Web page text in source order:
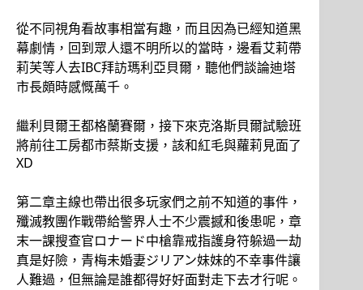
從不同視角看故事相當有趣，而且因為已經知道黑
幕劇情，回到眾人還不明所以的當時，邊看艾莉帶
莉芙等人去IBC拜訪瑪利亞貝爾，聽他們談論迪塔
市長頗時感慨萬千。
繼利貝爾王都格蘭賽爾，接下來克洛斯貝爾試驗班
將前往工房都市蔡斯支援，該和紅毛與蘿莉見面了
XD
第二章主線也帶出很多玩家們之前不知道的事件，
殲滅教團作戰帶給警界人士不少震撼和後患呢，章
末一課搜查官ロナード中槍靠戒指護身符躲過一劫
真是好險，青梅未婚妻ジリアン妹妹的不幸事件讓
人難過，但無論是誰都得好好面對走下去才行呢。